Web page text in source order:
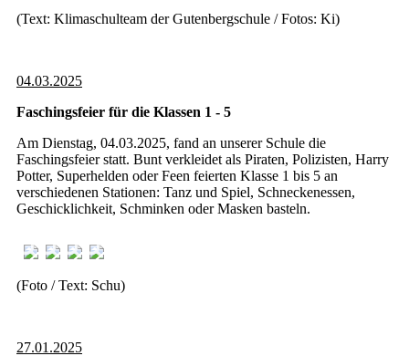
(Text: Klimaschulteam der Gutenbergschule / Fotos: Ki)
04.03.2025
Faschingsfeier für die Klassen 1 - 5
Am Dienstag, 04.03.2025, fand an unserer Schule die
Faschingsfeier statt. Bunt verkleidet als Piraten, Polizisten, Harry
Potter, Superhelden oder Feen feierten Klasse 1 bis 5 an
verschiedenen Stationen: Tanz und Spiel, Schneckenessen,
Geschicklichkeit, Schminken oder Masken basteln.
(Foto / Text: Schu)
27.01.2025